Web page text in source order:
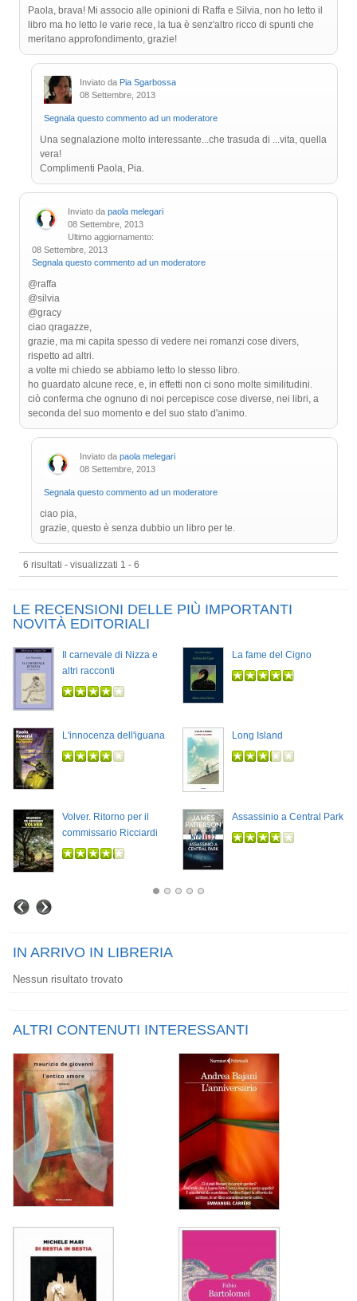
Paola, brava! Mi associo alle opinioni di Raffa e Silvia, non ho letto il
libro ma ho letto le varie rece, la tua è senz'altro ricco di spunti che
meritano approfondimento, grazie!
Inviato da Pia Sgarbossa
08 Settembre, 2013
Segnala questo commento ad un moderatore
Una segnalazione molto interessante...che trasuda di ...vita, quella
vera!
Complimenti Paola, Pia.
Inviato da paola melegari
08 Settembre, 2013
Ultimo aggiornamento:
08 Settembre, 2013
Segnala questo commento ad un moderatore
@raffa
@silvia
@gracy
ciao qragazze,
grazie, ma mi capita spesso di vedere nei romanzi cose divers,
rispetto ad altri.
a volte mi chiedo se abbiamo letto lo stesso libro.
ho guardato alcune rece, e, in effetti non ci sono molte similitudini.
ciò conferma che ognuno di noi percepisce cose diverse, nei libri, a
seconda del suo momento e del suo stato d'animo.
Inviato da paola melegari
08 Settembre, 2013
Segnala questo commento ad un moderatore
ciao pia,
grazie, questo è senza dubbio un libro per te.
6 risultati - visualizzati 1 - 6
LE RECENSIONI DELLE PIÙ IMPORTANTI
NOVITÀ EDITORIALI
Il carnevale di Nizza e
altri racconti
La fame del Cigno
L'innocenza dell'iguana Long Island
Volver. Ritorno per il
commissario Ricciardi
Assassinio a Central Park
IN ARRIVO IN LIBRERIA
Nessun risultato trovato
ALTRI CONTENUTI INTERESSANTI